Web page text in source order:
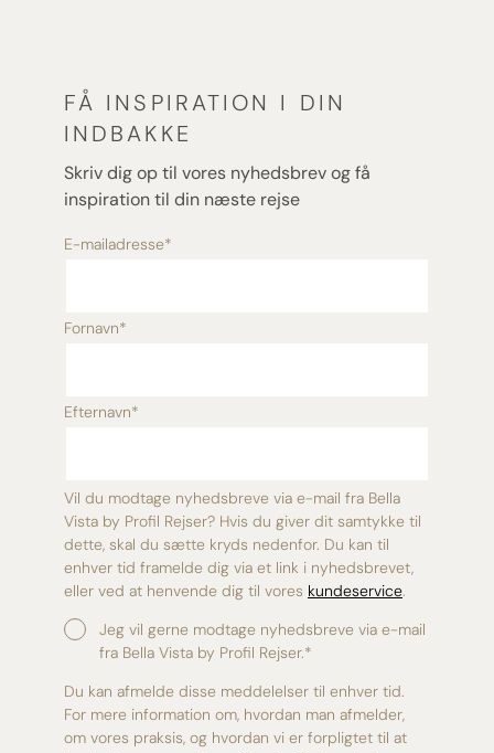
FÅ INSPIRATION I DIN
INDBAKKE
Skriv dig op til vores nyhedsbrev og få
inspiration til din næste rejse
E-mailadresse*
Fornavn*
Efternavn*
Vil du modtage nyhedsbreve via e-mail fra Bella
Vista by Profil Rejser? Hvis du giver dit samtykke til
dette, skal du sætte kryds nedenfor. Du kan til
enhver tid framelde dig via et link i nyhedsbrevet,
eller ved at henvende dig til vores kundeservice.
Jeg vil gerne modtage nyhedsbreve via e-mail
fra Bella Vista by Profil Rejser.*
Du kan afmelde disse meddelelser til enhver tid.
For mere information om, hvordan man afmelder,
om vores praksis, og hvordan vi er forpligtet til at